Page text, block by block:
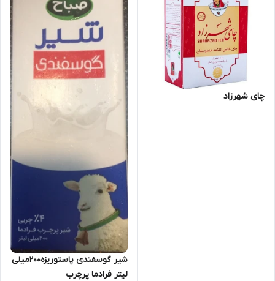
چای شهرزاد
شیر گوسفندی پاستوریزه200میلی
لیتر فرادما پرچرب